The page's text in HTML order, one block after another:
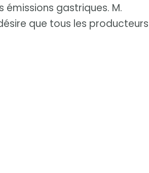
gastriques. M.
que tous les producteurs